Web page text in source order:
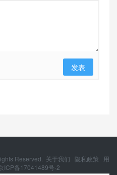
发表
Reserved. 关于我们 隐私政策
用
ICP备17041489号-2